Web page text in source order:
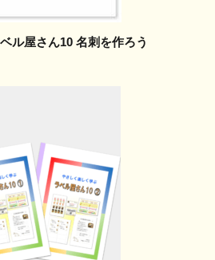
ル屋さん10 名刺を作ろう